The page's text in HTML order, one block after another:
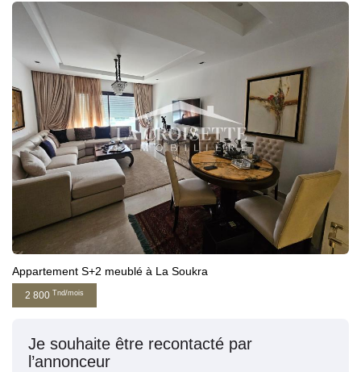
Appartement S+2 meublé à La Soukra
2 800 Tnd/mois
Je souhaite être recontacté par
l’annonceur